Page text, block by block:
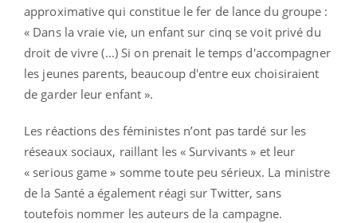
approximative qui constitue le fer de lance du groupe :
« Dans la vraie vie, un enfant sur cinq se voit privé du
droit de vivre (...) Si on prenait le temps d'accompagner
les jeunes parents, beaucoup d'entre eux choisiraient
de garder leur enfant ».
Les réactions des féministes n’ont pas tardé sur les
réseaux sociaux, raillant les « Survivants » et leur
« serious game » somme toute peu sérieux. La ministre
de la Santé a également réagi sur Twitter, sans
toutefois nommer les auteurs de la campagne.